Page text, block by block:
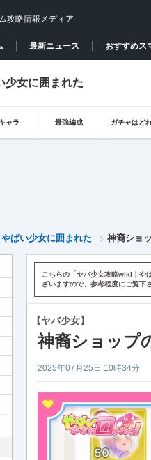
攻略情報メディア
最新ニュース おすすめス
少女に囲まれた
ャラ 最強編成 ガチャはど
ばい少女に囲まれた 神裔ショ
こちらの「ヤバ少女攻略wiki｜や
ざいますので、参考程度にご覧下
【ヤバ少女】
神裔ショップ
2025年07月25日 10時34分